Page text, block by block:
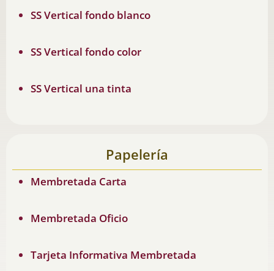
SS Vertical fondo blanco
SS Vertical fondocolor
SS Vertical una tinta
Papelería
Membretada Carta
Membretada Oficio
Tarjeta Informativa Membretada